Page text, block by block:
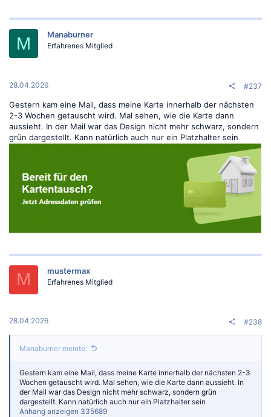
M Manaburner
Erfahrenes Mitglied
28.04.2026 #237
Gestern kam eine Mail, dass meine Karte innerhalb der nächsten
2-3 Wochen getauscht wird. Mal sehen, wie die Karte dann
aussieht. In der Mail war das Design nicht mehr schwarz, sondern
grün dargestellt. Kann natürlich auch nur ein Platzhalter sein
M mustermax
Erfahrenes Mitglied
28.04.2026 #238
Manaburner meinte:
Gestern kam eine Mail, dass meine Karte innerhalb der nächsten 2-3
Wochen getauscht wird. Mal sehen, wie die Karte dann aussieht. In
der Mail war das Design nicht mehr schwarz, sondern grün
dargestellt. Kann natürlich auch nur ein Platzhalter sein
Anhang anzeigen 335689